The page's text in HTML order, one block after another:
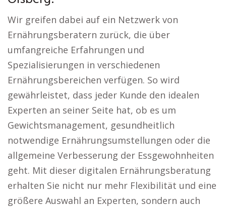
Wir greifen dabei auf ein Netzwerk von
Ernährungsberatern zurück, die über
umfangreiche Erfahrungen und
Spezialisierungen in verschiedenen
Ernährungsbereichen verfügen. So wird
gewährleistet, dass jeder Kunde den idealen
Experten an seiner Seite hat, ob es um
Gewichtsmanagement, gesundheitlich
notwendige Ernährungsumstellungen oder die
allgemeine Verbesserung der Essgewohnheiten
geht. Mit dieser digitalen Ernährungsberatung
erhalten Sie nicht nur mehr Flexibilität und eine
größere Auswahl an Experten, sondern auch